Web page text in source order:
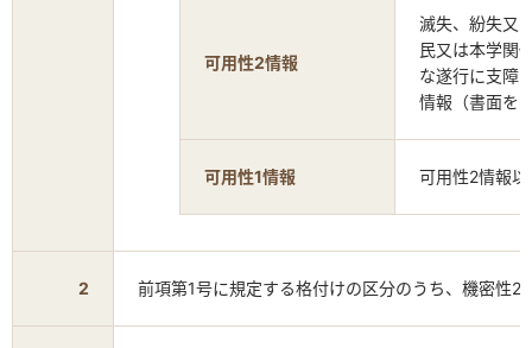
可用性2情報
滅失、紛失又
民又は本学関
な遂行に支障
情報（書面を
可用性1情報 可用性2情報
2 前項第1号に規定する格付けの区分のうち、機密性